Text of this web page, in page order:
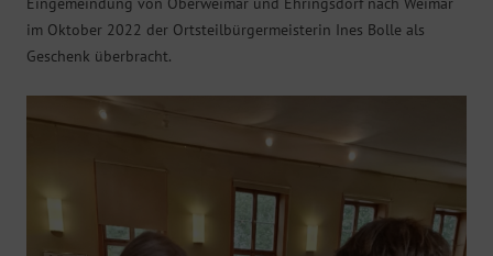
im Oktober 2022 der Ortsteilbürgermeisterin Ines Bolle als
Geschenk überbracht.